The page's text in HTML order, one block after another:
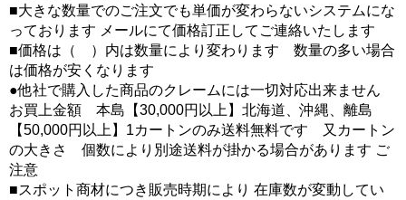
■大きな数量でのご注文でも単価が変わらないシステムにな
っております メールにて価格訂正してご連絡いたします
■価格は（ ）内は数量により変わります 数量の多い場合
は価格が安くなります
●他社で購入した商品のクレームには一切対応出来ません
お買上金額 本島【30,000円以上】北海道、沖縄、離島
【50,000円以上】1カートンのみ送料無料です 又カートン
の大きさ 個数により別途送料が掛かる場合があります ご
注意
■スポット商材につき販売時期により 在庫数が変動してい